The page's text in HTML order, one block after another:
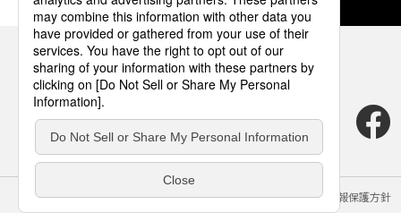
サイトのご利用にあたって クッキーポリシー 個人情報保護方針